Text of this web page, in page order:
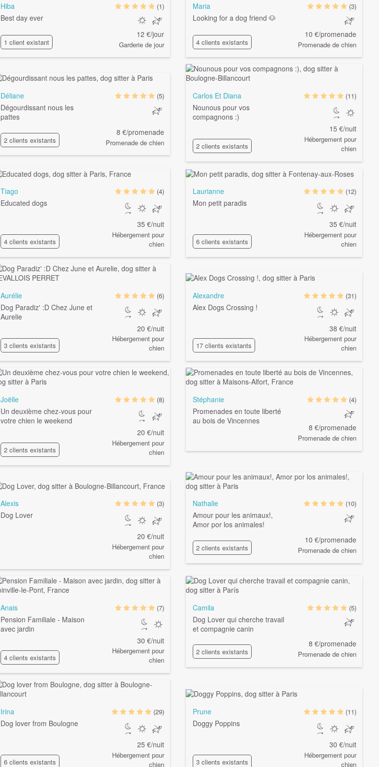
Hiba
Best day ever
1 client existant
(1)
12 €/jour
Garderie de jour
Maria
Looking for a dog friend 🐶
4 clients existants
(3)
10 €/promenade
Promenade de chien
Déliane
Dégourdissant nous les
pattes
2 clients existants
(5)
8 €/promenade
Promenade de chien
Carlos Et Diana
Nounous pour vos
compagnons :)
2 clients existants
(11)
15 €/nuit
Hébergement pour
chien
Tiago
Educated dogs
4 clients existants
(4)
35 €/nuit
Hébergement pour
chien
Laurianne
Mon petit paradis
6 clients existants
(12)
35 €/nuit
Hébergement pour
chien
Aurélie
Dog Paradiz' :D Chez June et
Aurelie
3 clients existants
(6)
20 €/nuit
Hébergement pour
chien
Alexandre
Alex Dogs Crossing !
17 clients existants
(31)
38 €/nuit
Hébergement pour
chien
Joëlle
Un deuxième chez-vous pour
votre chien le weekend
2 clients existants
(8)
20 €/nuit
Hébergement pour
chien
Stéphanie
Promenades en toute liberté
au bois de Vincennes
(4)
8 €/promenade
Promenade de chien
Alexis
Dog Lover
(3)
20 €/nuit
Hébergement pour
chien
Nathalie
Amour pour les animaux!,
Amor por los animales!
2 clients existants
(10)
10 €/promenade
Promenade de chien
Anais
Pension Familiale - Maison
avec jardin
4 clients existants
(7)
30 €/nuit
Hébergement pour
chien
Camila
Dog Lover qui cherche travail
et compagnie canin
2 clients existants
(5)
8 €/promenade
Promenade de chien
Irina
Dog lover from Boulogne
6 clients existants
(29)
25 €/nuit
Hébergement pour
chien
Prune
Doggy Poppins
3 clients existants
(11)
30 €/nuit
Hébergement pour
chien